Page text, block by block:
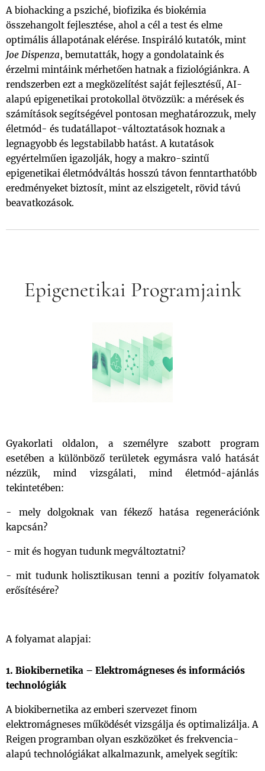
A biohacking a psziché, biofizika és biokémia
összehangolt fejlesztése, ahol a cél a test és elme
optimális állapotának elérése. Inspiráló kutatók, mint
Joe Dispenza, bemutatták, hogy a gondolataink és
érzelmi mintáink mérhetően hatnak a fiziológiánkra. A
rendszerben ezt a megközelítést saját fejlesztésű, AI-
alapú epigenetikai protokollal ötvözzük: a mérések és
számítások segítségével pontosan meghatározzuk, mely
életmód- és tudatállapot-változtatások hoznak a
legnagyobb és legstabilabb hatást. A kutatások
egyértelműen igazolják, hogy a makro-szintű
epigenetikai életmódváltás hosszú távon fenntarthatóbb
eredményeket biztosít, mint az elszigetelt, rövid távú
beavatkozások.
Epigenetikai Programjaink
Gyakorlati oldalon, a személyre szabott program
esetében a különböző területek egymásra való hatását
nézzük, mind vizsgálati, mind életmód-ajánlás
tekintetében:
- mely dolgoknak van fékező hatása regenerációnk
kapcsán?
- mit és hogyan tudunk megváltoztatni?
- mit tudunk holisztikusan tenni a pozitív folyamatok
erősítésére?
A folyamat alapjai:
1. Biokibernetika – Elektromágneses és információs
technológiák
A biokibernetika az emberi szervezet finom
elektromágneses működését vizsgálja és optimalizálja. A
Reigen programban olyan eszközöket és frekvencia-
alapú technológiákat alkalmazunk, amelyek segítik: